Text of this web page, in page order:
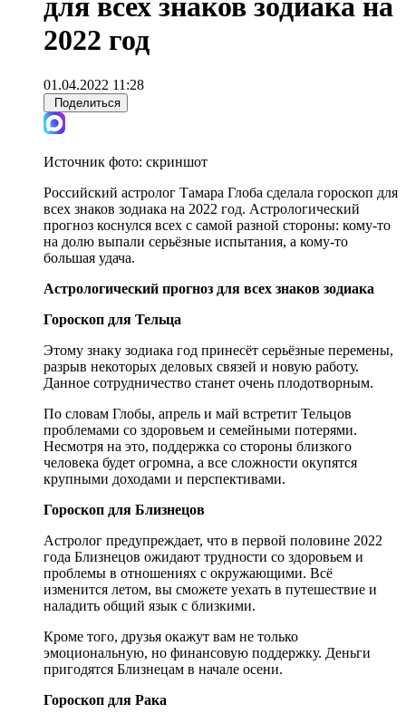
для всех знаков зодиака на
2022 год
01.04.2022 11:28
Поделиться
Источник фото: скриншот
Российский астролог Тамара Глоба сделала гороскоп для
всех знаков зодиака на 2022 год. Астрологический
прогноз коснулся всех с самой разной стороны: кому-то
на долю выпали серьёзные испытания, а кому-то
большая удача.
Астрологический прогноз для всех знаков зодиака
Гороскоп для Тельца
Этому знаку зодиака год принесёт серьёзные перемены,
разрыв некоторых деловых связей и новую работу.
Данное сотрудничество станет очень плодотворным.
По словам Глобы, апрель и май встретит Тельцов
проблемами со здоровьем и семейными потерями.
Несмотря на это, поддержка со стороны близкого
человека будет огромна, а все сложности окупятся
крупными доходами и перспективами.
Гороскоп для Близнецов
Астролог предупреждает, что в первой половине 2022
года Близнецов ожидают трудности со здоровьем и
проблемы в отношениях с окружающими. Всё
изменится летом, вы сможете уехать в путешествие и
наладить общий язык с близкими.
Кроме того, друзья окажут вам не только
эмоциональную, но финансовую поддержку. Деньги
пригодятся Близнецам в начале осени.
Гороскоп для Рака